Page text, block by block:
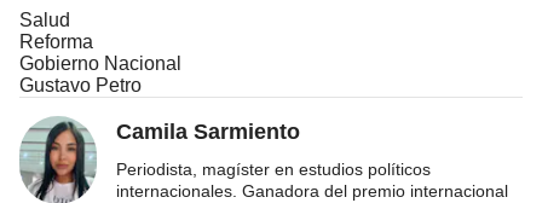
Salud
Reforma
Gobierno Nacional
Gustavo Petro
Camila Sarmiento
Periodista, magíster en estudios políticos
internacionales. Ganadora del premio internacional